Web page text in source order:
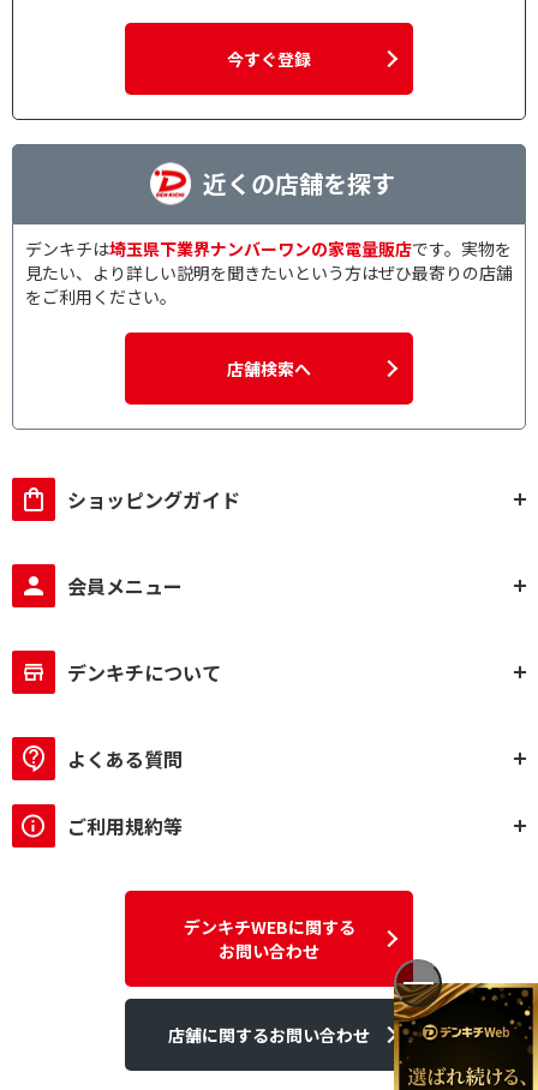
今すぐ登録
近くの店舗を探す
デンキチは埼玉県下業界ナンバーワンの家電量販店です。実物を
見たい、より詳しい説明を聞きたいという方はぜひ最寄りの店舗
をご利用ください。
店舗検索へ
ショッピングガイド
会員メニュー
デンキチについて
よくある質問
ご利用規約等
デンキチWEBに関する
お問い合わせ
店舗に関するお問い合わせ